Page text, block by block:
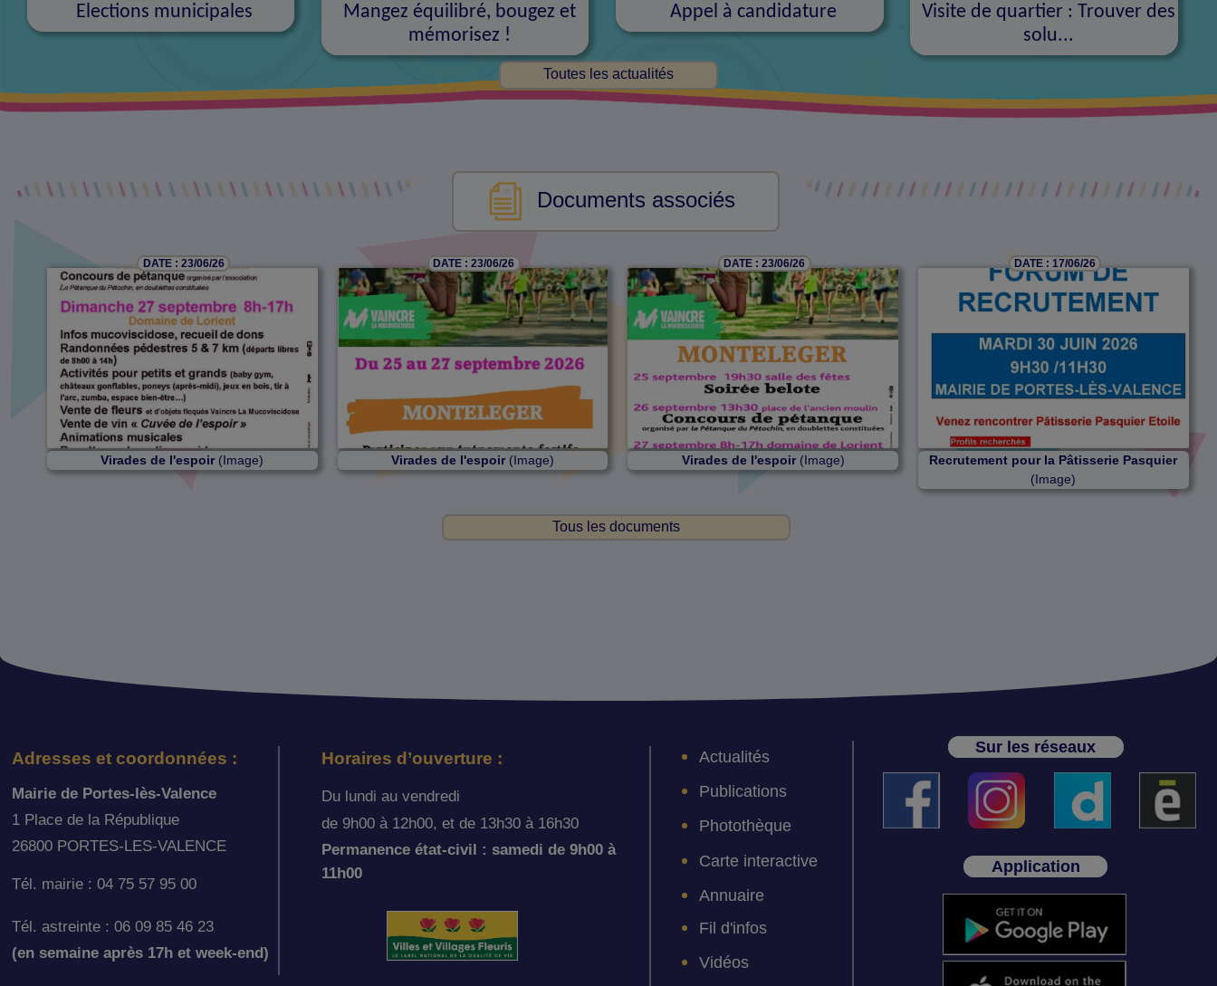
Elections municipales
Mangez équilibré, bougez et
mémorisez !
Appel à candidature
Visite de quartier : Trouver des
solu...
Toutes les actualités
Documents associés
DATE : 23/06/26
Virades de l'espoir(Image)
DATE : 23/06/26
Virades de l'espoir(Image)
DATE : 23/06/26
Virades de l'espoir(Image)
DATE : 17/06/26
Recrutement pour la Pâtisserie Pasquier
(Image)
Tous les documents
Adresses et coordonnées :
Mairie de Portes-lès-Valence
1 Place de la République
26800 PORTES-LES-VALENCE
Tél. mairie : 04 75 57 95 00
Tél. astreinte : 06 09 85 46 23
(en semaine après 17h et week-end)
Horaires d’ouverture :
Du lundi au vendredi
de 9h00 à 12h00, et de 13h30 à 16h30
Permanence état-civil : samedi de 9h00 à
11h00
Actualités
Publications
Photothèque
Carte interactive
Annuaire
Fil d'infos
Vidéos
Sur les réseaux
Application